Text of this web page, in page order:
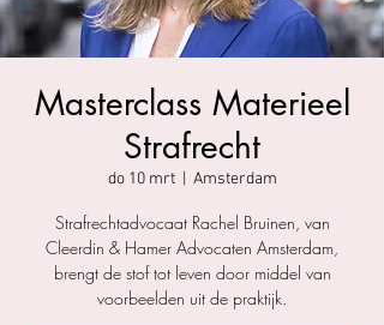
Masterclass Materieel
Strafrecht
do 10 mrt
  |
Amsterdam
Strafrechtadvocaat Rachel Bruinen, van
Cleerdin & Hamer Advocaten Amsterdam,
brengt de stof tot leven door middel van
voorbeelden uit de praktijk.